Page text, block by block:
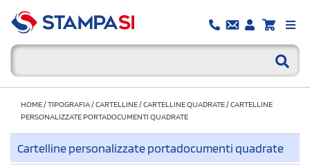
HOME/TIPOGRAFIA/CARTELLINE/CARTELLINE QUADRATE/CARTELLINE
PERSONALIZZATE PORTADOCUMENTI QUADRATE
Cartelline personalizzate portadocumenti quadrate